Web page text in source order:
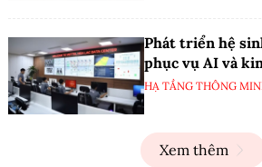
Phát triển hệ
phục vụ AI và
HẠ TẦNG THÔNG
Xem thêm